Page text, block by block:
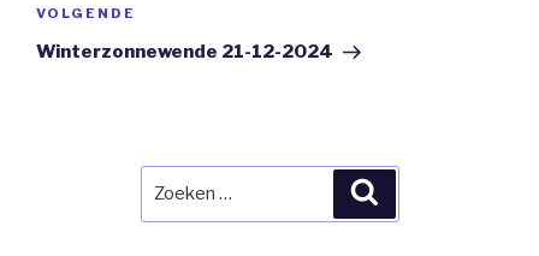
Volgend
Bericht
VOLGENDE
Winterzonnewende 21-12-2024